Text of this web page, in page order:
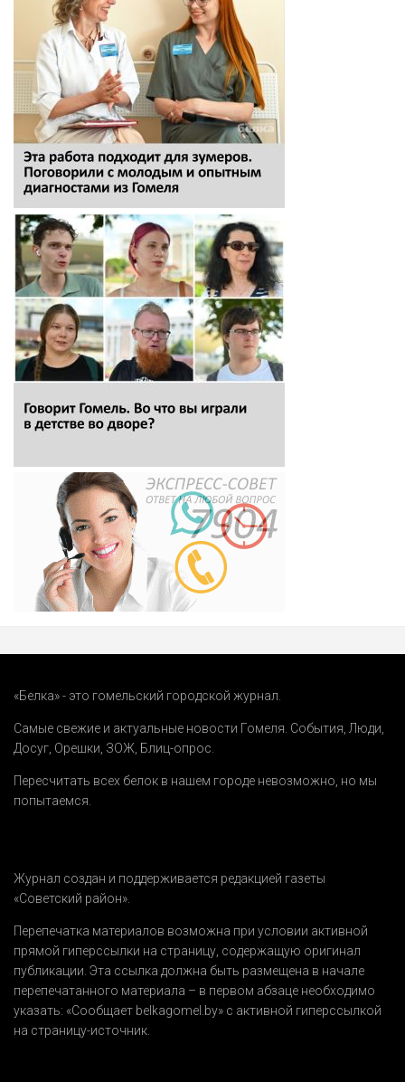
«Белка» - это гомельский городской журнал.
Самые свежие и актуальные новости Гомеля. События,Люди,
Досуг, Орешки, ЗОЖ, Блиц-опрос.
Пересчитать всех белок в нашем городе невозможно, но мы
попытаемся.
Журнал создан и поддерживается редакцией газеты
«Советский район».
Перепечатка материалов возможна при условии активной
прямой гиперссылки на страницу, содержащую оригинал
публикации. Эта ссылка должна быть размещена в начале
перепечатанного материала – в первом абзаце необходимо
указать: «Сообщает belkagomel.by» с активной гиперссылкой
на страницу-источник.